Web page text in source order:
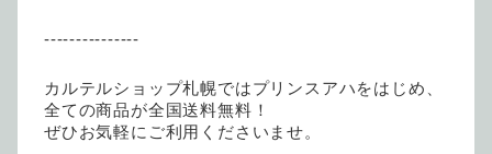
---------------
カルテルショップ札幌ではプリンスアハをはじめ、
全ての商品が全国送料無料！
ぜひお気軽にご利用くださいませ。